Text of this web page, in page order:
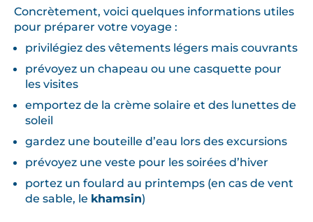
Concrètement, voici quelques informations utiles
pour préparer votre voyage :
privilégiez des vêtements légers mais couvrants
prévoyez un chapeau ou une casquette pour
les visites
emportez de la crème solaire et des lunettes de
soleil
gardez une bouteille d’eau lors des excursions
prévoyez une veste pour les soirées d’hiver
portez un foulard au printemps (en cas de vent
de sable, le khamsin)